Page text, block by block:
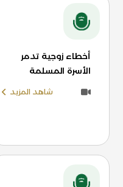
أخطاء زوجية تدمر
الأسرة المسلمة
شاهد المزيد